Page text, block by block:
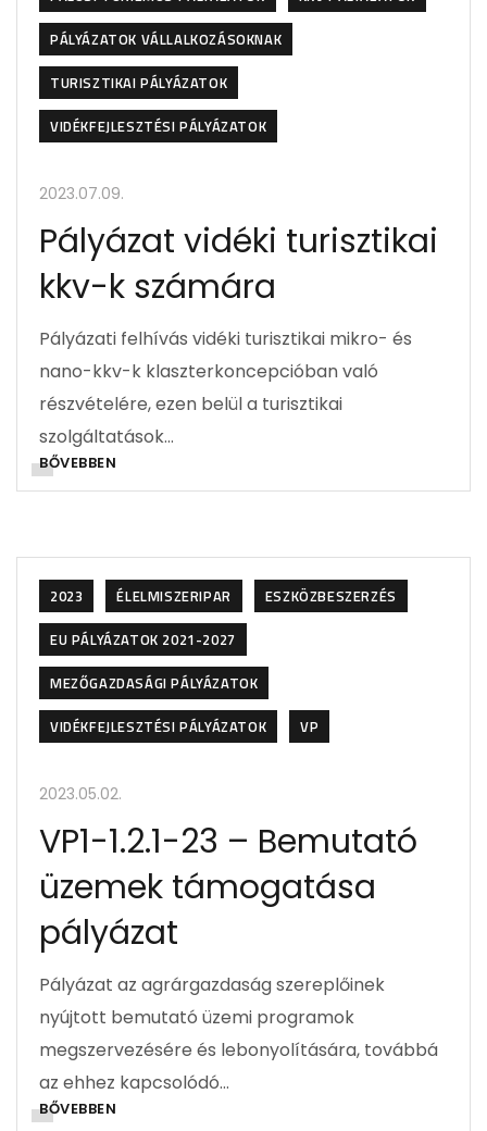
PÁLYÁZATOK VÁLLALKOZÁSOKNAK
TURISZTIKAI PÁLYÁZATOK
VIDÉKFEJLESZTÉSI PÁLYÁZATOK
2023.07.09.
Pályázat vidéki turisztikai
kkv-k számára
Pályázati felhívás vidéki turisztikai mikro- és
nano-kkv-k klaszterkoncepcióban való
részvételére, ezen belül a turisztikai
szolgáltatások…
BŐVEBBEN
2023 ÉLELMISZERIPAR
ESZKÖZBESZERZÉS
EU PÁLYÁZATOK 2021-2027
MEZŐGAZDASÁGI PÁLYÁZATOK
VIDÉKFEJLESZTÉSI PÁLYÁZATOK
VP
2023.05.02.
VP1-1.2.1-23 – Bemutató
üzemek támogatása
pályázat
Pályázat az agrárgazdaság szereplőinek
nyújtott bemutató üzemi programok
megszervezésére és lebonyolítására, továbbá
az ehhez kapcsolódó…
BŐVEBBEN